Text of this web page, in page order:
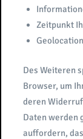
Zeitpunkt
Geolocation
Des Weiteren
Browser, um
deren
Daten werden
auffordern,